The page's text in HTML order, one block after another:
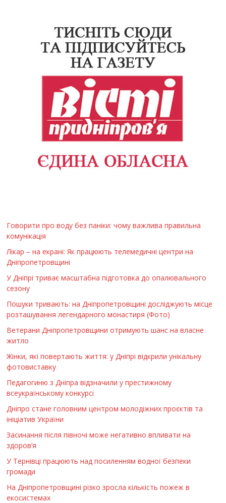
Говорити про воду без паніки: чому важлива правильна
комунікація
Лікар – на екрані: Як працюють телемедичні центри на
Дніпропетровщині
У Дніпрі триває масштабна підготовка до опалювального
сезону
Пошуки тривають: на Дніпропетровщині досліджують місце
розташування легендарного монастиря (Фото)
Ветерани Дніпропетровщини отримують шанс на власне
житло
Жінки, які повертають життя: у Дніпрі відкрили унікальну
фотовиставку
Педагогиню з Дніпра відзначили у престижному
всеукраїнському конкурсі
Дніпро стане головним центром молодіжних проєктів та
ініціатив України
Засинання після півночі може негативно впливати на
здоров’я
У Тернівці працюють над посиленням водної безпеки
громади
На Дніпропетровщині різко зросла кількість пожеж в
екосистемах